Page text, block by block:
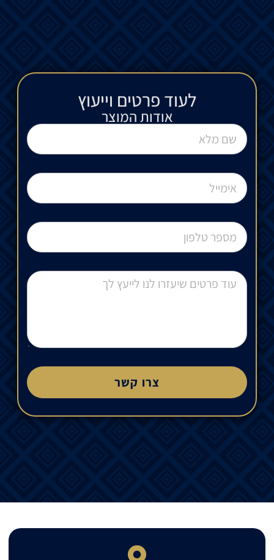
לעוד פרטים וייעוץ​
אודות המוצר
צרו קשר